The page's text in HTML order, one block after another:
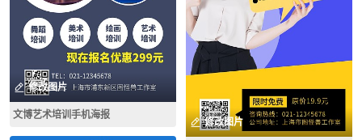
修改图片
文博艺术培训手机海报
修改图片